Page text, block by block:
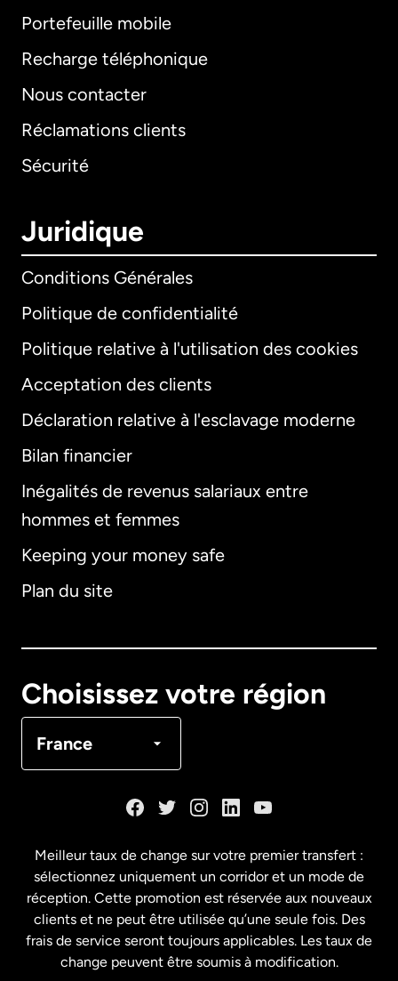
Portefeuille mobile
Recharge téléphonique
Nous contacter
Réclamations clients
Sécurité
Juridique
Conditions Générales
Politique de confidentialité
Politique relative à l'utilisation des cookies
Acceptation des clients
Déclaration relative à l'esclavage moderne
Bilan financier
Inégalités de revenus salariaux entre
hommes et femmes
Keeping your money safe
Plan du site
Choisissez votre région
France
International
Allemagne
Français
États-Unis English
États-Unis Español
Meilleur taux de change sur votre premier transfert :
sélectionnez uniquement un corridor et un mode de
réception. Cette promotion est réservée aux nouveaux
clients et ne peut être utilisée qu’une seule fois. Des
frais de service seront toujours applicables. Les taux de
change peuvent être soumis à modification.